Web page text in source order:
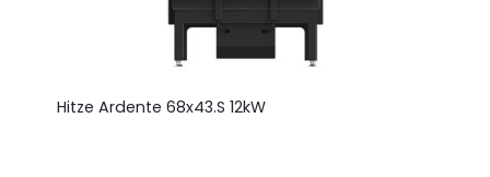
Hitze Ardente 68x43.S 12kW